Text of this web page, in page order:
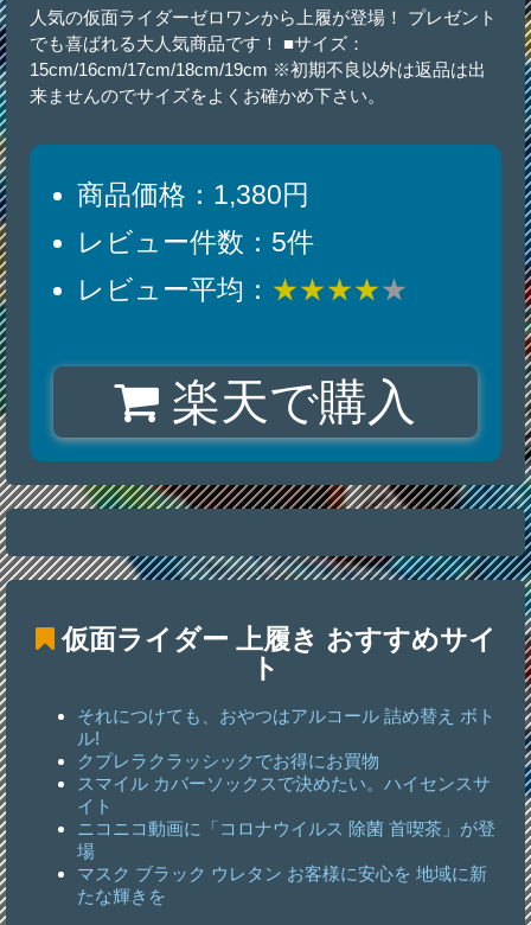
人気の仮面ライダーゼロワンから上履が登場！ プレゼント
でも喜ばれる大人気商品です！ ■サイズ：
15cm/16cm/17cm/18cm/19cm ※初期不良以外は返品は出
来ませんのでサイズをよくお確かめ下さい。
商品価格：1,380円
レビュー件数：5件
レビュー平均： ★★★★★
楽天で購入
仮面ライダー 上履き おすすめサイ
ト
それにつけても、おやつはアルコール 詰め替え ボト
ル!
クプレラクラッシックでお得にお買物
スマイル カバーソックスで決めたい。ハイセンスサ
イト
ニコニコ動画に「コロナウイルス 除菌 首喫茶」が登
場
マスク ブラック ウレタン お客様に安心を 地域に新
たな輝きを